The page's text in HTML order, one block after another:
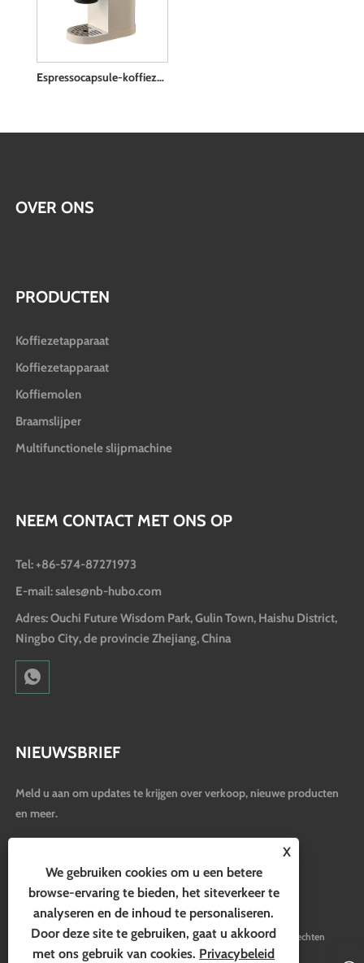
Espressocapsule-koffiezetapparaat
OVER ONS
PRODUCTEN
Koffiezetapparaat
Koffiezetapparaat
Koffiemolen
Braamslijper
Multifunctionele slijpmachine
NEEM CONTACT MET ONS OP
Tel: +86-574-87271973
E-mail: sales@nb-hubo.com
Adres: Ouchi Future Wisdom Park, Gulin Town, Haishu District,
Ningbo City, de provincie Zhejiang, China
NIEUWSBRIEF
Meld u aan om updates te krijgen over verkoop, nieuwe producten
en meer.
Copyright © 2024 Ningbo Hubo Electrical Appliance Co., Ltd. Alle rechten
X
We gebruiken cookies om u een betere
browse-ervaring te bieden, het siteverkeer te
analyseren en de inhoud te personaliseren.
Door deze site te gebruiken, gaat u akkoord
met ons gebruik van cookies. Privacybeleid